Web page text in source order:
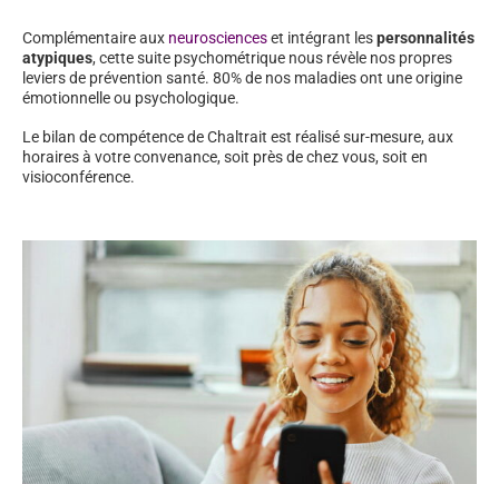
Complémentaire aux neuroscienceset intégrant lespersonnalités
atypiques, cette suite psychométrique nous révèle nos propres
leviers de prévention santé. 80% de nos maladies ont une origine
émotionnelle ou psychologique.
Le bilan de compétence de Chaltrait est réalisé sur-mesure, aux
horaires à votre convenance, soit près de chez vous, soit en
visioconférence.